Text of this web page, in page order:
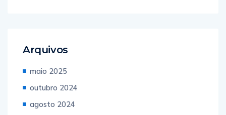
Arquivos
maio 2025
outubro 2024
agosto 2024